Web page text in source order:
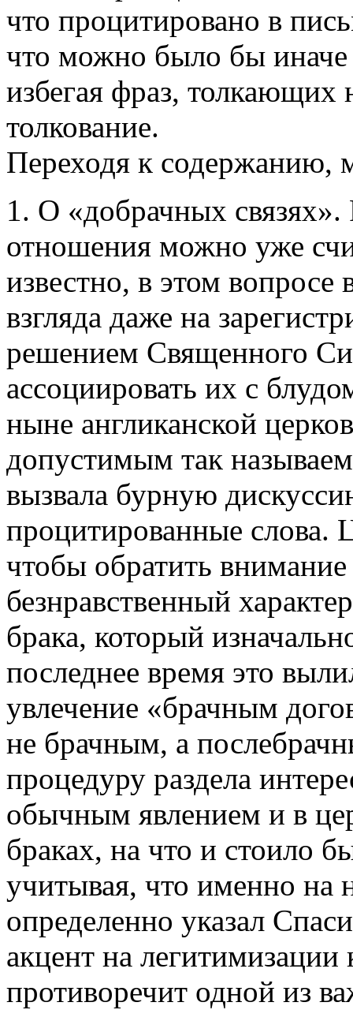
что процитировано в
что можно было бы иначе
избегая фраз, толкающих
толкование.
Переходя к содержанию,
1. О «добрачных
отношения можно уже
известно, в этом вопросе
взгляда даже на
решением Священного
ассоциировать их с
ныне англиканской
допустимым так
вызвала бурную
процитированные слова.
чтобы обратить
безнравственный
брака, который
последнее время это
увлечение «брачным
не брачным, а
процедуру раздела
обычным явлением и в
браках, на что и стоило
учитывая, что именно на
определенно указал
акцент на легитимизации
противоречит одной из